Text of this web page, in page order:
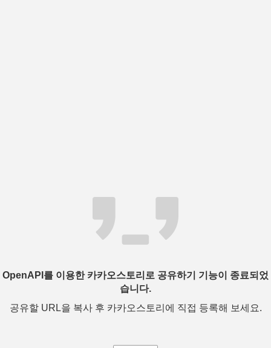
OpenAPI를 이용한 카카오스토리로 공유하기 기능이 종료되었
습니다.
공유할 URL을 복사 후 카카오스토리에 직접 등록해 보세요.